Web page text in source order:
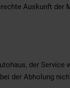
Auskunft der
der
der Abholung